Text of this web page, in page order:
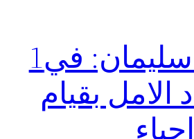
الرئيس سليمان: في1
الامل بقيام